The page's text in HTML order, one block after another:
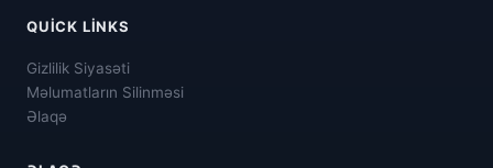
QUICK LINKS
Gizlilik Siyasəti
Məlumatların Silinməsi
Əlaqə